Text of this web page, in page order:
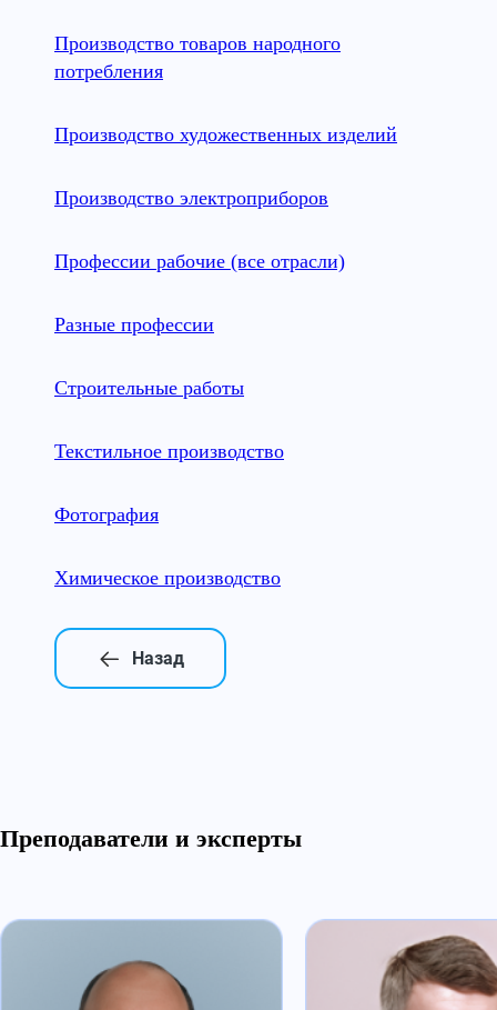
Производство товаров народного
потребления
Производство художественных изделий
Производство электроприборов
Профессии рабочие (все отрасли)
Разные профессии
Строительные работы
Текстильное производство
Фотография
Химическое производство
Назад
Преподаватели и эксперты